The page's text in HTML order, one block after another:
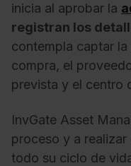
inicia al aprobar la
registran los
contempla captar
compra, el
prevista y el centro
InvGate Asset
proceso y a
todo su ciclo de